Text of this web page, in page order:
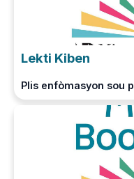
Lekti Kiben
Plis enfòmasyon sou